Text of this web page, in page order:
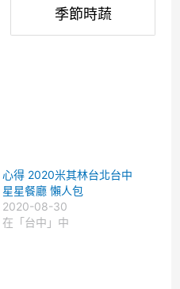
季節時蔬
心得 2020米其林台北台中
星星餐廳 懶人包
2020-08-30
在「台中」中